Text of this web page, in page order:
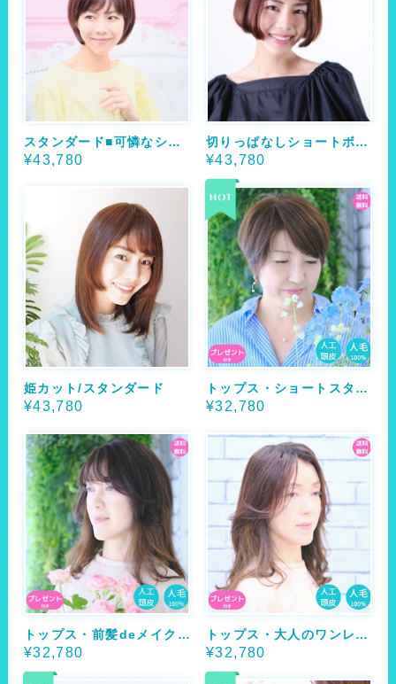
¥43,780
スタンダード■可憐なショートボブ
¥43,780
切りっぱなしショートボブ/スタンダード
¥43,780
姫カット/スタンダード
¥32,780
トップス・ショートスタイル
¥32,780
トップス・前髪deメイクアップ
¥32,780
トップス・大人のワンレングス